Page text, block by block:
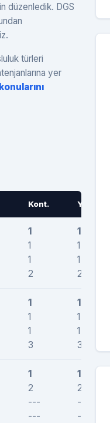
düzenledik. DGS
türleri
yer
Kont. Yer.
1
1
1
2
1
1
1
2
1
1
1
3
1
1
1
3
1
2
---
---
1
2
---
---